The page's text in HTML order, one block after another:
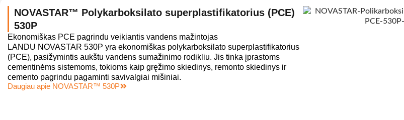
NOVASTAR™ Polykarboksilato superplastifikatorius (PCE)
530P
Ekonomiškas PCE pagrindu veikiantis vandens mažintojas
LANDU NOVASTAR 530P yra ekonomiškas polykarboksilato superplastifikatorius
(PCE), pasižymintis aukštu vandens sumažinimo rodikliu. Jis tinka įprastoms
cementinėms sistemoms, tokioms kaip gręžimo skiedinys, remonto skiedinys ir
cemento pagrindu pagaminti savivalgiai mišiniai.
Daugiau apie NOVASTAR™ 530P